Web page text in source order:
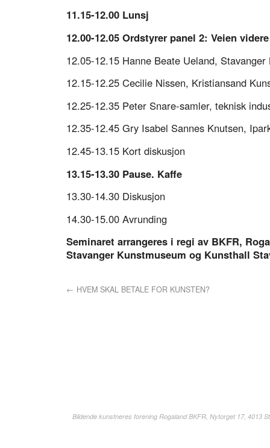
11.15-12.00 Lunsj
12.00-12.05 Ordstyrer panel 2: Veien videre
12.05-12.15 Hanne Beate Ueland, Stavanger
12.15-12.25 Cecilie Nissen, Kristiansand
12.25-12.35 Peter Snare-samler, teknisk
12.35-12.45 Gry Isabel Sannes Knutsen,
12.45-13.15 Kort diskusjon
13.15-13.30 Pause. Kaffe
13.30-14.30 Diskusjon
14.30-15.00 Avrunding
Seminaret arrangeres i regi av BKFR,
Stavanger Kunstmuseum og Kunsthall
← HVEM SKAL BETALE FOR KUNSTEN?
Bildende kunstneres forening Rogaland BKFR, Nytorget 17, 4013